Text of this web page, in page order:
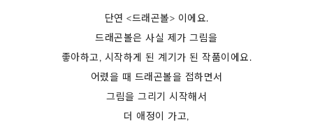
단연 <드래곤볼> 이에요.
드래곤볼은 사실 제가 그림을
좋아하고, 시작하게 된 계기가 된 작품이에요.
어렸을 때 드래곤볼을 접하면서
그림을 그리기 시작해서
더 애정이 가고,